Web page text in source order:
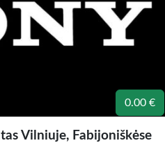
0.00 €
Vilniuje, Fabijoniškėse